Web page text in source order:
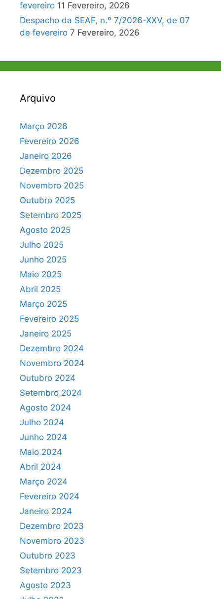
fevereiro 11 Fevereiro, 2026
Despacho da SEAF, n.º 7/2026-XXV, de 07
de fevereiro 7 Fevereiro, 2026
Arquivo
Março 2026
Fevereiro 2026
Janeiro 2026
Dezembro 2025
Novembro 2025
Outubro 2025
Setembro 2025
Agosto 2025
Julho 2025
Junho 2025
Maio 2025
Abril 2025
Março 2025
Fevereiro 2025
Janeiro 2025
Dezembro 2024
Novembro 2024
Outubro 2024
Setembro 2024
Agosto 2024
Julho 2024
Junho 2024
Maio 2024
Abril 2024
Março 2024
Fevereiro 2024
Janeiro 2024
Dezembro 2023
Novembro 2023
Outubro 2023
Setembro 2023
Agosto 2023